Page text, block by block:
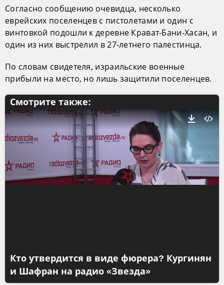
Согласно сообщению очевидца, несколько
еврейских поселенцев с пистолетами и один с
винтовкой подошли к деревне Крават-Бани-Хасан, и
один из них выстрелил в 27-летнего палестинца.
По словам свидетеля, израильские военные
прибыли на место, но лишь защитили поселенцев.
Смотрите также:
Кто утвердится в виде фюрера? Кургинян
и Шафран на радио «Звезда»